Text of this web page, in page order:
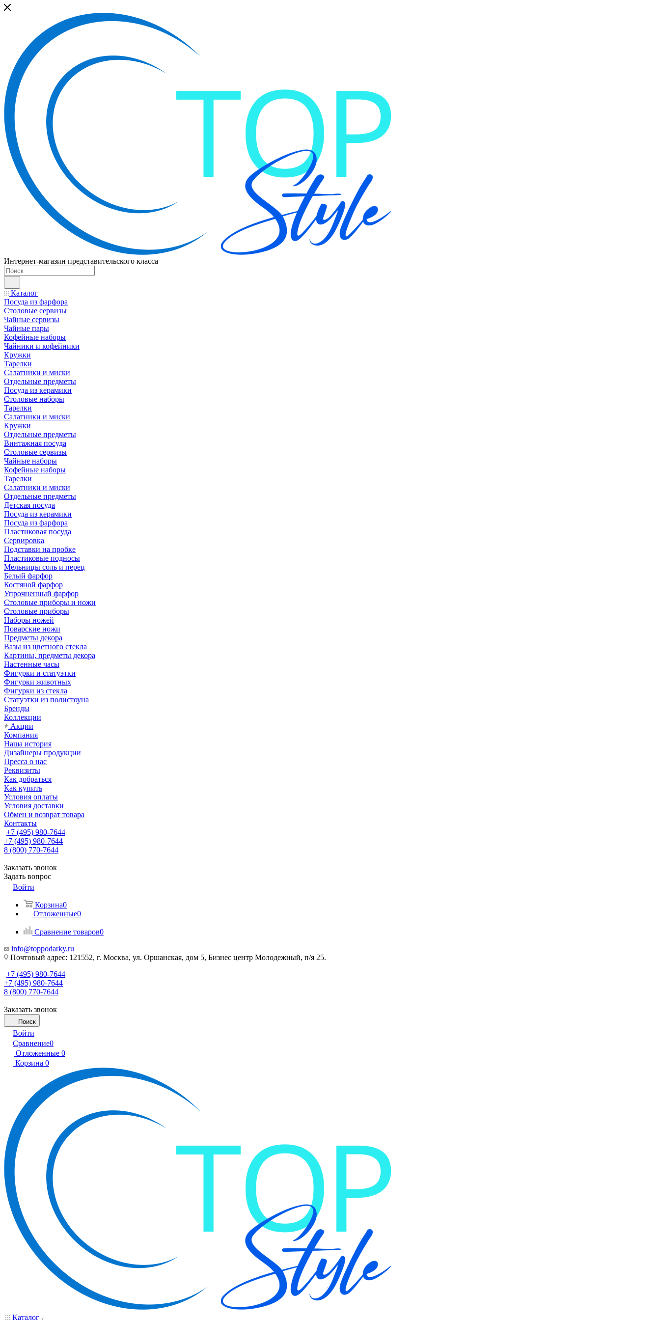
Интернет-магазин представительского класса
Каталог
Посуда из фарфора
Столовые сервизы
Чайные сервизы
Чайные пары
Кофейные наборы
Чайники и кофейники
Кружки
Тарелки
Салатники и миски
Отдельные предметы
Посуда из керамики
Столовые наборы
Тарелки
Салатники и миски
Кружки
Отдельные предметы
Винтажная посуда
Столовые сервизы
Чайные наборы
Кофейные наборы
Тарелки
Салатники и миски
Отдельные предметы
Детская посуда
Посуда из керамики
Посуда из фарфора
Пластиковая посуда
Сервировка
Подставки на пробке
Пластиковые подносы
Мельницы соль и перец
Белый фарфор
Костяной фарфор
Упрочненный фарфор
Столовые приборы и ножи
Столовые приборы
Наборы ножей
Поварские ножи
Предметы декора
Вазы из цветного стекла
Картины, предметы декора
Настенные часы
Фигурки и статуэтки
Фигурки животных
Фигурки из стекла
Статуэтки из полистоуна
Бренды
Коллекции
Акции
Компания
Наша история
Дизайнеры продукции
Пресса о нас
Реквизиты
Как добраться
Как купить
Условия оплаты
Условия доставки
Обмен и возврат товара
Контакты
+7 (495) 980-7644
+7 (495) 980-7644
8 (800) 770-7644
Заказать звонок
Задать вопрос
Войти
Корзина0
Отложенные0
Сравнение товаров0
info@toppodarky.ru
Почтовый адрес: 121552, г. Москва, ул. Оршанская, дом 5, Бизнес центр Молодежный, п/я 25.
+7 (495) 980-7644
+7 (495) 980-7644
8 (800) 770-7644
Заказать звонок
Поиск
Войти
Сравнение0
Отложенные 0
Корзина 0
Каталог